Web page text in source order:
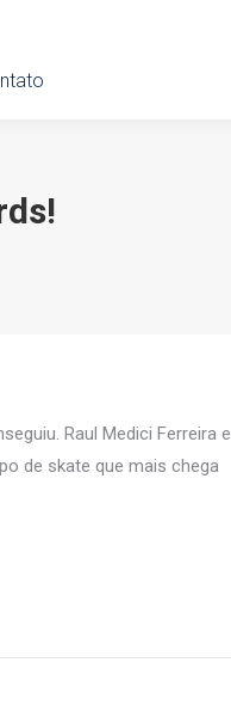
Raul Medici Ferreira e
de skate que mais chega